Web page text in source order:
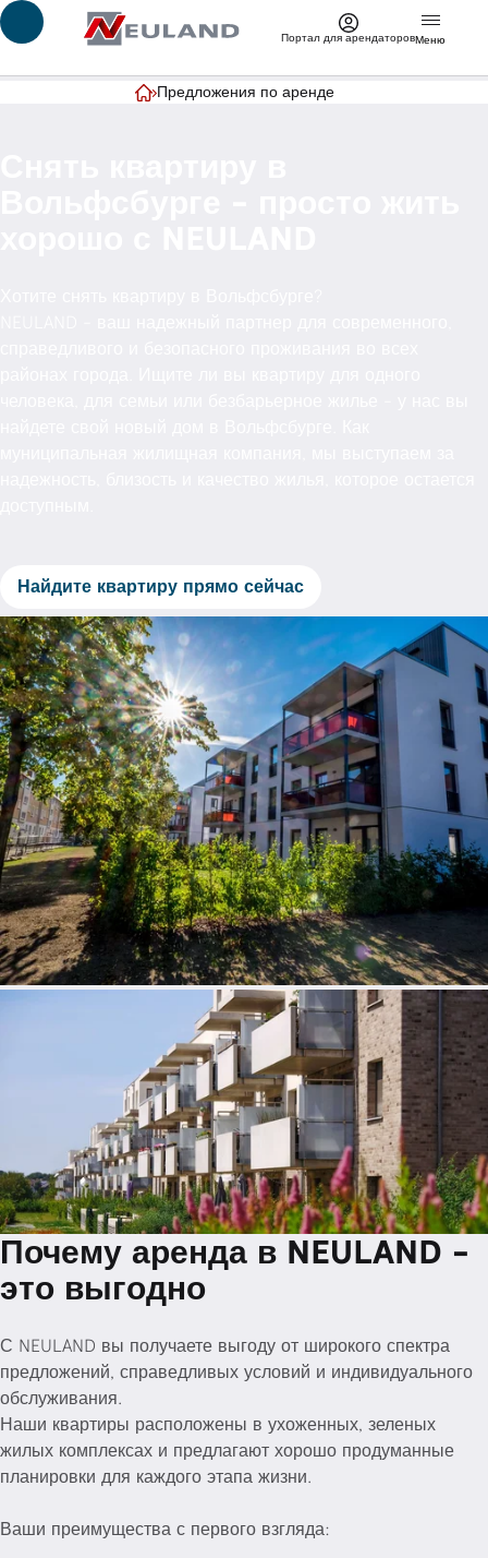
Перейти к основному содержимому
Портал для арендаторовМеню
Предложения по аренде
Найдите квартиру прямо сейчас
Почему аренда в NEULAND -
это выгодно
С NEULAND вы получаете выгоду от широкого спектра
предложений, справедливых условий и индивидуального
обслуживания.
Наши квартиры расположены в ухоженных, зеленых
жилых комплексах и предлагают хорошо продуманные
планировки для каждого этапа жизни.
Ваши преимущества с первого взгляда: